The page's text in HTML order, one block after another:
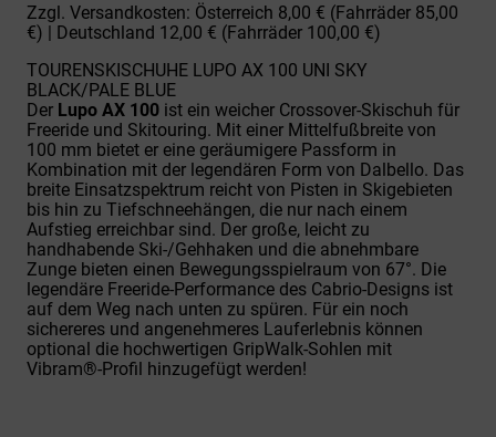
Zzgl. Versandkosten: Österreich 8,00 € (Fahrräder 85,00
€) | Deutschland 12,00 € (Fahrräder 100,00 €)
TOURENSKISCHUHE LUPO AX 100 UNI SKY
BLACK/PALE BLUE
Der Lupo AX 100 ist ein weicher Crossover-Skischuh für
Freeride und Skitouring. Mit einer Mittelfußbreite von
100 mm bietet er eine geräumigere Passform in
Kombination mit der legendären Form von Dalbello. Das
breite Einsatzspektrum reicht von Pisten in Skigebieten
bis hin zu Tiefschneehängen, die nur nach einem
Aufstieg erreichbar sind. Der große, leicht zu
handhabende Ski-/Gehhaken und die abnehmbare
Zunge bieten einen Bewegungsspielraum von 67°. Die
legendäre Freeride-Performance des Cabrio-Designs ist
auf dem Weg nach unten zu spüren. Für ein noch
sichereres und angenehmeres Lauferlebnis können
optional die hochwertigen GripWalk-Sohlen mit
Vibram®-Profil hinzugefügt werden!